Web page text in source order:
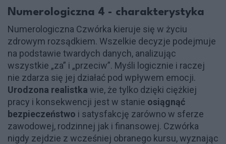
Numerologiczna 4 - charakterystyka
Numerologiczna Czwórka kieruje się w życiu
zdrowym rozsądkiem. Wszelkie decyzje podejmuje
na podstawie twardych danych, analizując
wszystkie „za” i „przeciw”. Myśli logicznie i raczej
nie zdarza się jej działać pod wpływem emocji.
Urodzona realistka wie, że tylko dzięki ciężkiej
pracy i konsekwencji jest w stanie osiągnąć
bezpieczeństwo i satysfakcję zarówno w sferze
zawodowej, rodzinnej jak i finansowej. Czwórka
nigdy zejdzie z wcześniej obranego kursu, wyznając